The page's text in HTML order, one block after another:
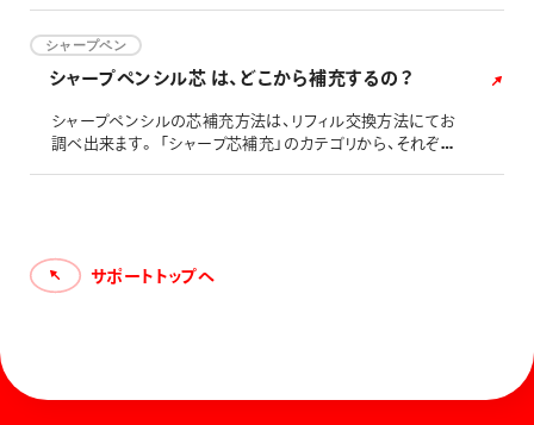
下などの衝撃が加わると本体が破損（キズ・割れ）することが
ございますので、落下には十分ご注意ください。 クリップを開
損・分
シャープペン
シャープペンシル芯 は、どこから補充するの？
シャープペンシルの芯補充方法は、リフィル交換方法にてお
調べ出来ます。 「シャープ芯補充」のカテゴリから、それぞれ
サポートトップへ